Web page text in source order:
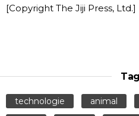
[Copyright The Jiji Press, Ltd.]
technologie animal